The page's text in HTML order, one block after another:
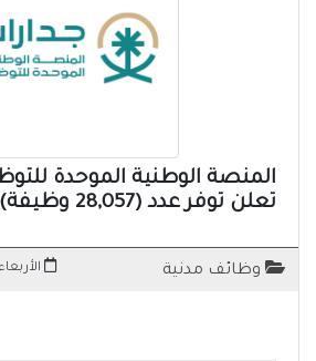
المنصة الوطنية الموحدة
تعلن توفر عدد (28,057 وظيفة)
وظائف مدنية الأربعاء ١٤٤٦/٧/٢٨